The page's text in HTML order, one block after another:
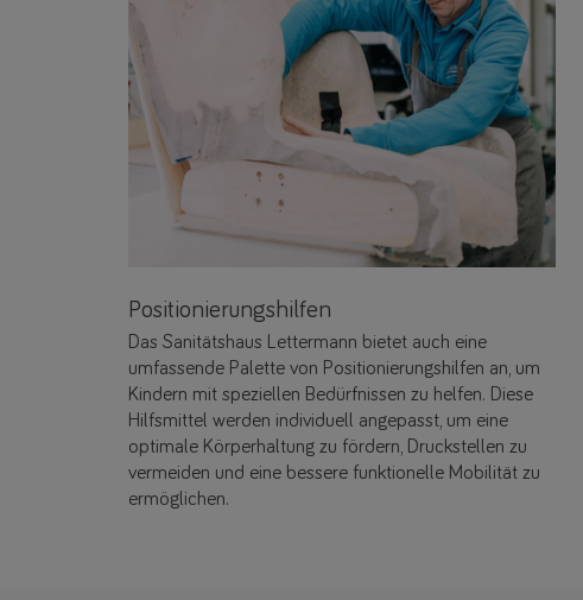
Positionierungshilfen
Das Sanitätshaus Lettermann bietet auch eine
umfassende Palette von Positionierungshilfen an, um
Kindern mit speziellen Bedürfnissen zu helfen. Diese
Hilfsmittel werden individuell angepasst, um eine
optimale Körperhaltung zu fördern, Druckstellen zu
vermeiden und eine bessere funktionelle Mobilität zu
ermöglichen.